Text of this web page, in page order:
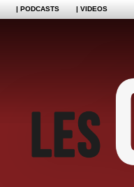
| PODCASTS | VIDEOS